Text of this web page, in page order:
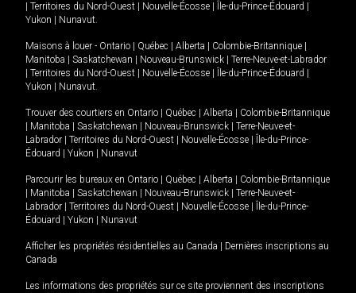
Territoires du Nord-Ouest Nouvelle-Écosse Île-du-Prince-Édouard
Yukon
Nunavut.
Maisons à louer - Ontario Québec Alberta Colombie-Britannique
Manitoba
Saskatchewan Nouveau-Brunswick
Terre-Neuve-et-Labrador
Territoires du Nord-Ouest Nouvelle-Écosse Île-du-Prince-Édouard
Yukon
Nunavut.
Trouver des courtiers en Ontario Québec Alberta
Colombie-Britannique
Manitoba Saskatchewan Nouveau-Brunswick
Terre-Neuve-et-
Labrador
Territoires du Nord-Ouest Nouvelle-Écosse
Île-du-Prince-
Édouard
Yukon Nunavut
Parcourir les bureaux en Ontario Québec Alberta
Colombie-Britannique
Manitoba Saskatchewan Nouveau-Brunswick
Terre-Neuve-et-
Labrador
Territoires du Nord-Ouest Nouvelle-Écosse
Île-du-Prince-
Édouard
Yukon Nunavut
Afficher les propriétés résidentielles au Canada
Dernières inscriptions au
Canada
Les informations des propriétés sur ce site proviennent des inscriptions